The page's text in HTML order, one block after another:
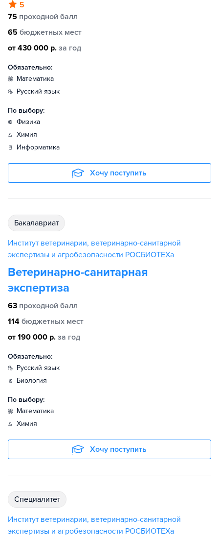
5
75 проходной балл
65 бюджетных мест
от 430 000 р. за год
Обязательно:
математика
русский язык
По выбору:
физика
химия
информатика
Хочу поступить
бакалавриат
Институт ветеринарии, ветеринарно-санитарной
экспертизы и агробезопасности РОСБИОТЕХа
Ветеринарно-санитарная
экспертиза
63 проходной балл
114 бюджетных мест
от 190 000 р. за год
Обязательно:
русский язык
биология
По выбору:
математика
химия
Хочу поступить
специалитет
Институт ветеринарии, ветеринарно-санитарной
экспертизы и агробезопасности РОСБИОТЕХа